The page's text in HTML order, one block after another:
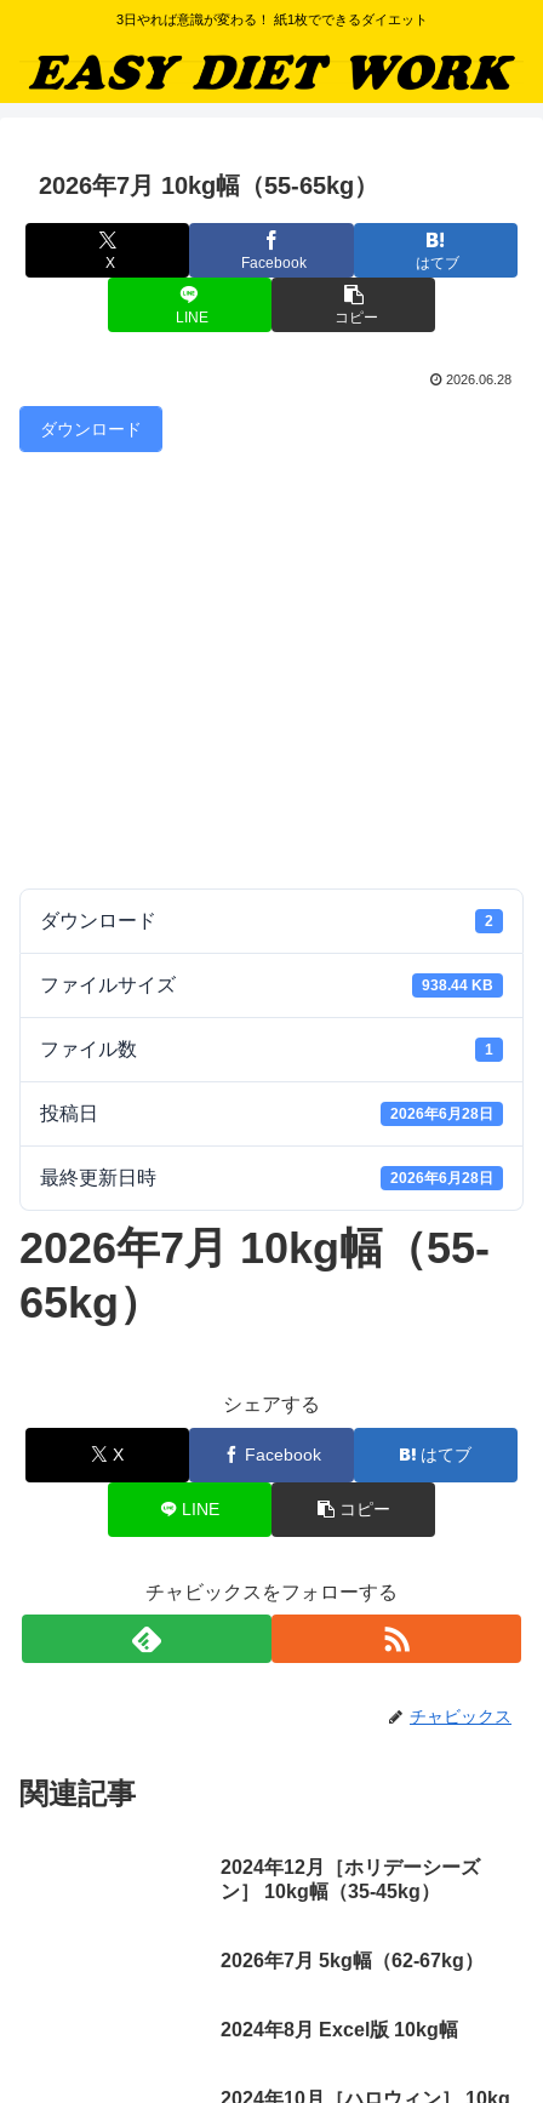
3日やれば意識が変わる！ 紙1枚でできるダイエット
2026年7月 10kg幅（55-65kg）
X Facebook はてブ
LINE コピー
2026.06.28
ダウンロード
ダウンロード 2
ファイルサイズ 938.44 KB
ファイル数 1
投稿日 2026年6月28日
最終更新日時 2026年6月28日
2026年7月 10kg幅（55-
65kg）
シェアする
X Facebook はてブ
LINE コピー
チャビックスをフォローする
チャビックス
関連記事
2024年12月［ホリデーシーズ
ン］ 10kg幅（35-45kg）
2026年7月 5kg幅（62-67kg）
2024年8月 Excel版 10kg幅